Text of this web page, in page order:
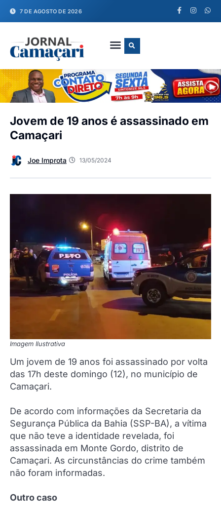
7 DE AGOSTO DE 2026
Jovem de 19 anos é assassinado em
Camaçari
Joe Improta 13/05/2024
Imagem Ilustrativa
Um jovem de 19 anos foi assassinado por volta
das 17h deste domingo (12), no município de
Camaçari.
De acordo com informações da Secretaria da
Segurança Pública da Bahia (SSP-BA), a vítima
que não teve a identidade revelada, foi
assassinada em Monte Gordo, distrito de
Camaçari. As circunstâncias do crime também
não foram informadas.
Outro caso